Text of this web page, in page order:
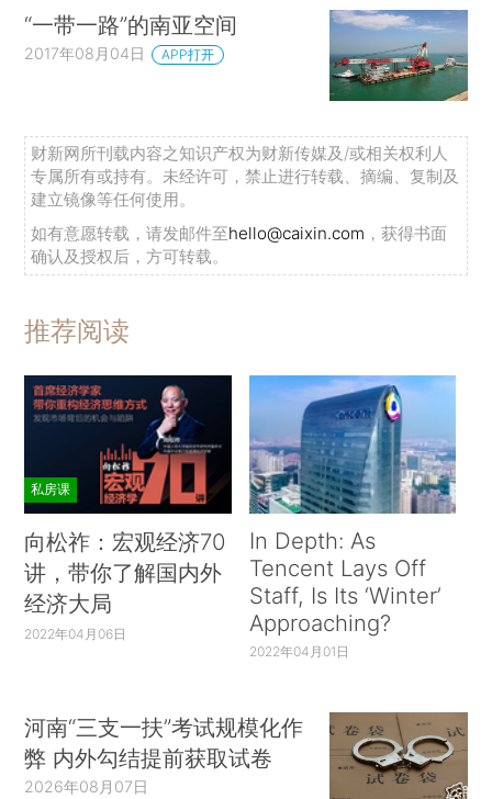
“一带一路”的南亚空间
2017年08月04日 APP打开
财新网所刊载内容之知识产权为财新传媒及/或相关权利人
专属所有或持有。未经许可，禁止进行转载、摘编、复制及
建立镜像等任何使用。
如有意愿转载，请发邮件至hello@caixin.com ，获得书面
确认及授权后，方可转载。
推荐阅读
私房课
向松祚：宏观经济70
讲，带你了解国内外
经济大局
2022年04月06日
In Depth: As
Tencent Lays Off
Staff, Is Its ‘Winter’
Approaching?
2022年04月01日
河南“三支一扶”考试规模化作
弊 内外勾结提前获取试卷
2026年08月07日